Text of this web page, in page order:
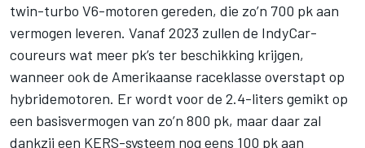
twin-turbo V6-motoren gereden, die zo’n 700 pk aan
vermogen leveren. Vanaf 2023 zullen de IndyCar-
coureurs wat meer pk’s ter beschikking krijgen,
wanneer ook de Amerikaanse raceklasse overstapt op
hybridemotoren. Er wordt voor de 2.4-liters gemikt op
een basisvermogen van zo’n 800 pk, maar daar zal
dankzij een KERS-systeem nog eens 100 pk aan